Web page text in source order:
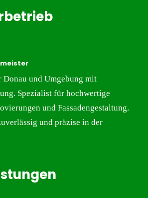
Donau und Umgebung mit
Spezialist für hochwertige
und Fassadengestaltung.
und präzise in der